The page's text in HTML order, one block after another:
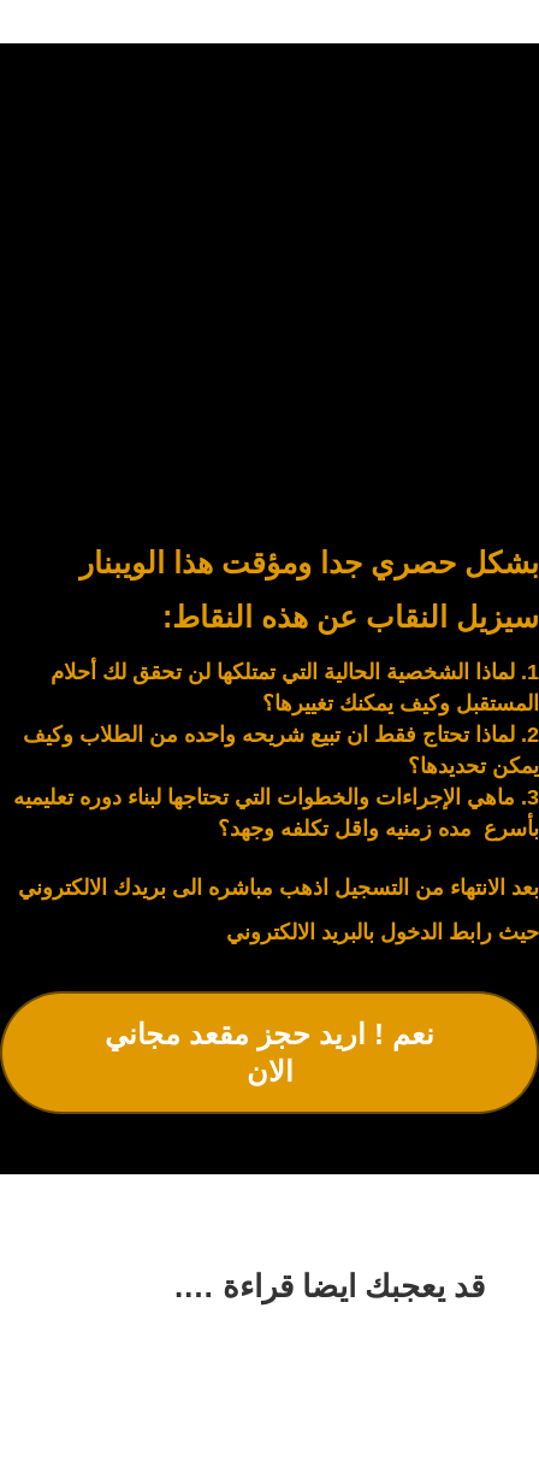
بشكل حصري جدا ومؤقت هذا الويبنار
سيزيل النقاب عن هذه النقاط:
لماذا الشخصية الحالية التي تمتلكها لن تحقق لك أحلام
المستقبل وكيف يمكنك تغييرها؟
لماذا تحتاج فقط ان تبيع شريحه واحده من الطلاب وكيف
يمكن تحديدها؟
ماهي الإجراءات والخطوات التي تحتاجها لبناء دوره تعليميه
بأسرع مده زمنيه واقل تكلفه وجهد؟
بعد الانتهاء من التسجيل اذهب مباشره الى بريدك الالكتروني
حيث رابط الدخول بالبريد الالكتروني
نعم ! اريد حجز مقعد مجاني
الان
قد يعجبك ايضا قراءة ….